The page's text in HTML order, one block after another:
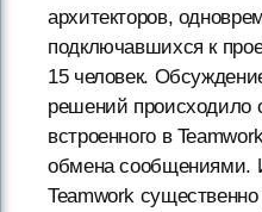
архитекторов,
подключавшихся к
15 человек.
решений
встроенного в
обмена сообщениями.
Teamwork